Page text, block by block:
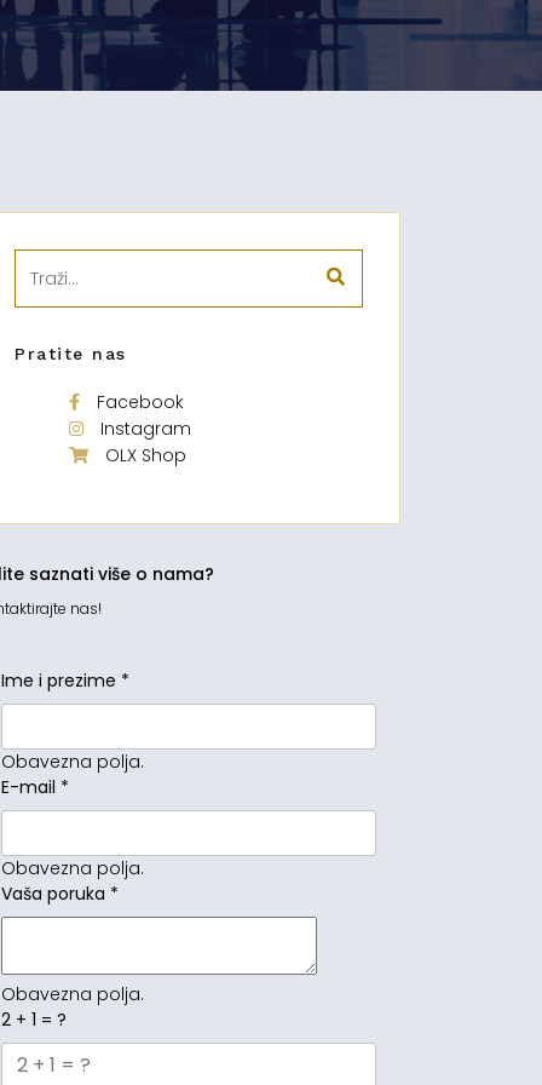
Pratite nas
Facebook
Instagram
OLX Shop
saznati više o nama?
nas!
Ime i prezime *
Obavezna polja.
E-mail *
Obavezna polja.
Vaša poruka *
Obavezna polja.
2 + 1 = ?